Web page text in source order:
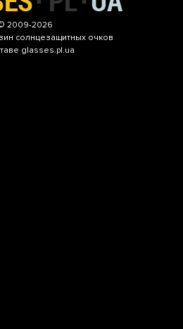
2009-2026
солнцезащитных очков
glasses.pl.ua